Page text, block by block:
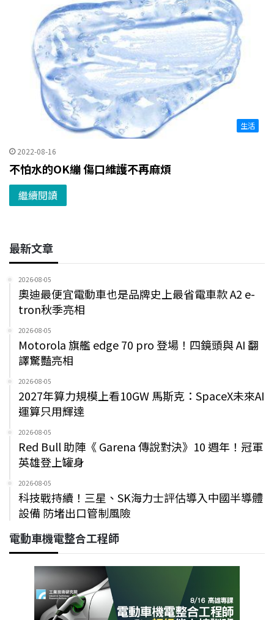
生活
2022-08-16
不怕水的OK繃 傷口維護不再麻煩
繼續閱讀
最新文章
2026-08-05
奧迪最便宜電動車也是品牌史上最省電車款 A2 e-
tron秋季亮相
2026-08-05
Motorola 旗艦 edge 70 pro 登場！四鏡頭與 AI 翻
譯驚豔亮相
2026-08-05
2027年算力規模上看10GW 馬斯克：SpaceX未來AI
運算只用輝達
2026-08-05
Red Bull 助陣《 Garena 傳說對決》10 週年！冠軍
英雄登上罐身
2026-08-05
科技戰持續！三星、SK海力士評估導入中國半導體
設備 防堵出口管制風險
電動車機電整合工程師